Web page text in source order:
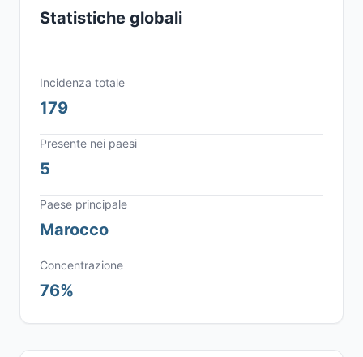
Statistiche globali
Incidenza totale
179
Presente nei paesi
5
Paese principale
Marocco
Concentrazione
76%